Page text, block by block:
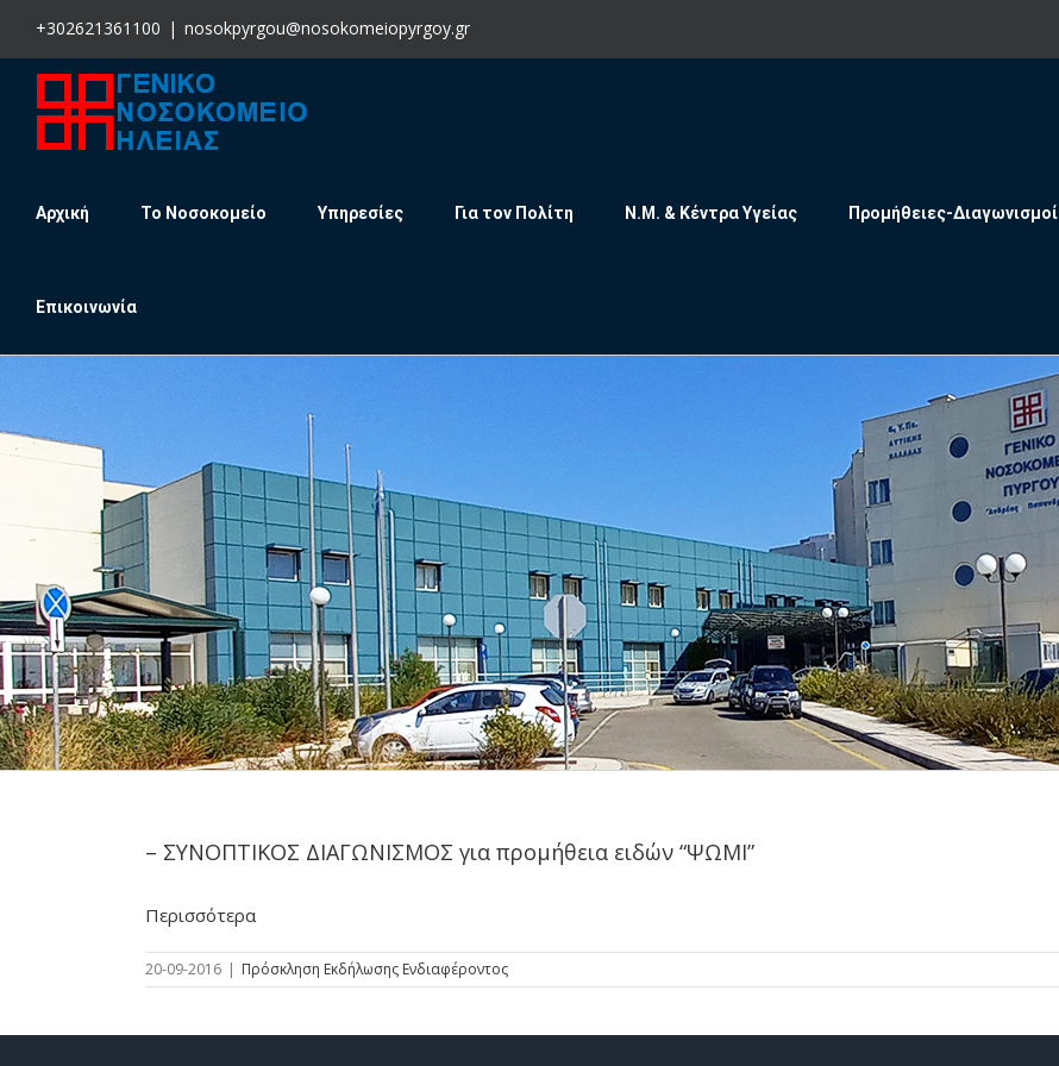
content
+302621361100 | nosokpyrgou@nosokomeiopyrgoy.gr
Αρχική Το Νοσοκομείο Υπηρεσίες Για τον Πολίτη Ν.Μ. & Κέντρα Υγείας Προμήθειες-Διαγωνισμοί
Επικοινωνία
– ΣΥΝΟΠΤΙΚΟΣ ΔΙΑΓΩΝΙΣΜΟΣ για προμήθεια ειδών “ΨΩΜΙ”
Περισσότερα
20-09-2016 | Πρόσκληση Εκδήλωσης Ενδιαφέροντος